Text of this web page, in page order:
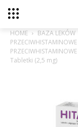
HOME BAZA LEKÓW
Tabletki (2,5 mg)